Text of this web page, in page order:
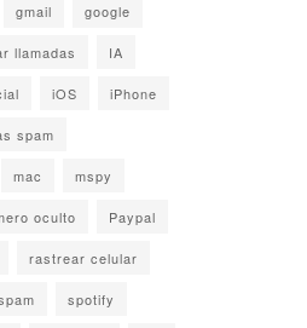
gmail google
llamadas IA
iOS iPhone
spam
mac mspy
oculto Paypal
rastrear celular
spotify